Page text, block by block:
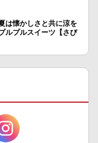
は懐かしさと共に涼を
ルプルスイーツ【さび